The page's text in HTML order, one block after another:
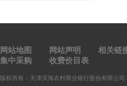
网站地图 网站声明 相关链
集中采购
收费价目表
版权所有：天津滨海农村商业银行股份有限公司